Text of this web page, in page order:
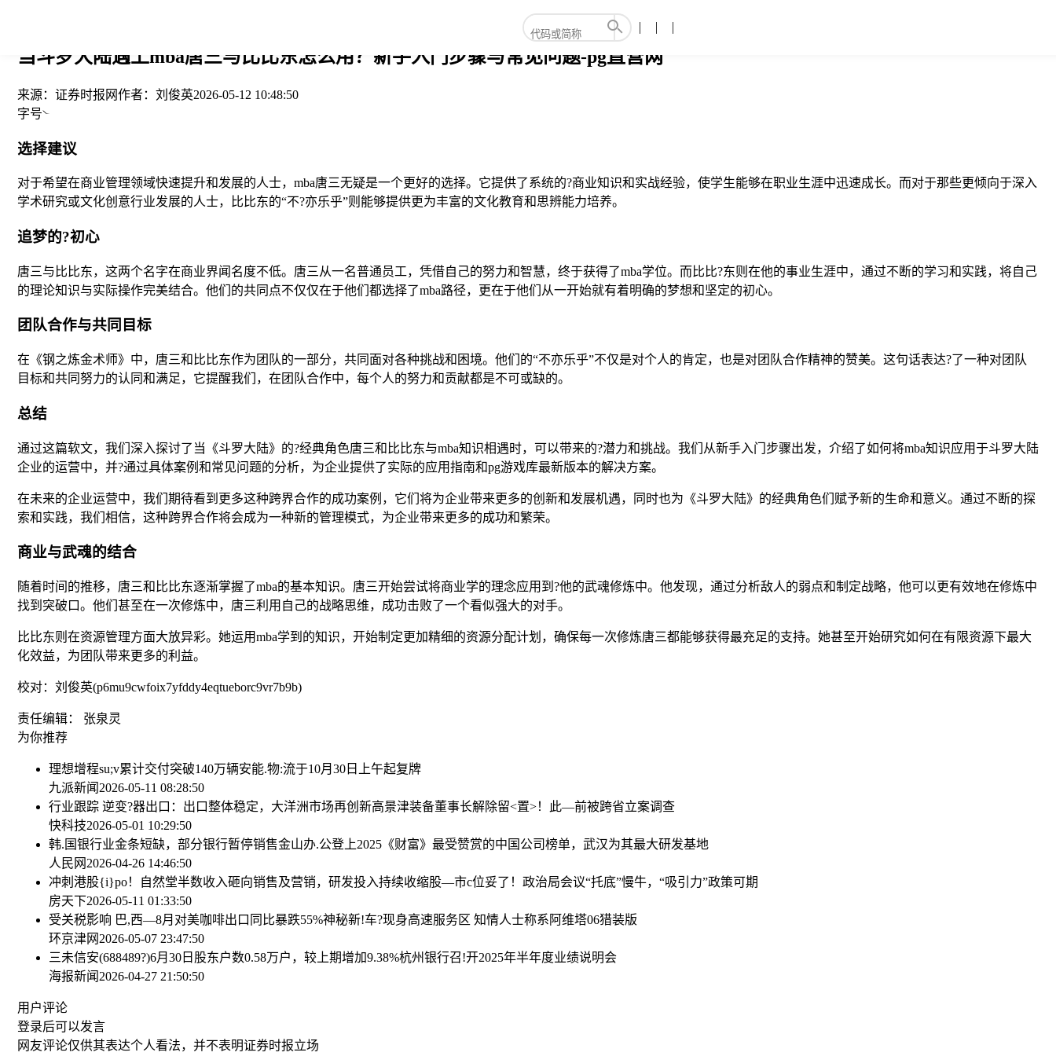
当斗罗大陆遇上mba唐三与比比东怎么用？新手入门步骤与常见问题-pg直营网
来源： 证券时报网作者： 刘俊英2026-05-12 10:48:50
字号
选择建议
对于希望在商业管理领域快速提升和发展的人士，mba唐三无疑是一个更好的选择。它提供了系统的?商业知识和实战经验，使学生能够在职业生涯中迅速成长。而对于那些更倾向于深入
学术研究或文化创意行业发展的人士，比比东的“不?亦乐乎”则能够提供更为丰富的文化教育和思辨能力培养。
追梦的?初心
唐三与比比东，这两个名字在商业界闻名度不低。唐三从一名普通员工，凭借自己的努力和智慧，终于获得了mba学位。而比比?东则在他的事业生涯中，通过不断的学习和实践，将自己
的理论知识与实际操作完美结合。他们的共同点不仅仅在于他们都选择了mba路径，更在于他们从一开始就有着明确的梦想和坚定的初心。
团队合作与共同目标
在《钢之炼金术师》中，唐三和比比东作为团队的一部分，共同面对各种挑战和困境。他们的“不亦乐乎”不仅是对个人的肯定，也是对团队合作精神的赞美。这句话表达?了一种对团队
目标和共同努力的认同和满足，它提醒我们，在团队合作中，每个人的努力和贡献都是不可或缺的。
总结
通过这篇软文，我们深入探讨了当《斗罗大陆》的?经典角色唐三和比比东与mba知识相遇时，可以带来的?潜力和挑战。我们从新手入门步骤出发，介绍了如何将mba知识应用于斗罗大陆
企业的运营中，并?通过具体案例和常见问题的分析，为企业提供了实际的应用指南和pg游戏库最新版本的解决方案。
在未来的企业运营中，我们期待看到更多这种跨界合作的成功案例，它们将为企业带来更多的创新和发展机遇，同时也为《斗罗大陆》的经典角色们赋予新的生命和意义。通过不断的探
索和实践，我们相信，这种跨界合作将会成为一种新的管理模式，为企业带来更多的成功和繁荣。
商业与武魂的结合
随着时间的推移，唐三和比比东逐渐掌握了mba的基本知识。唐三开始尝试将商业学的理念应用到?他的武魂修炼中。他发现，通过分析敌人的弱点和制定战略，他可以更有效地在修炼中
找到突破口。他们甚至在一次修炼中，唐三利用自己的战略思维，成功击败了一个看似强大的对手。
比比东则在资源管理方面大放异彩。她运用mba学到的知识，开始制定更加精细的资源分配计划，确保每一次修炼唐三都能够获得最充足的支持。她甚至开始研究如何在有限资源下最大
化效益，为团队带来更多的利益。
校对：刘俊英(p6mu9cwfoix7yfddy4eqtueborc9vr7b9b)
责任编辑： 张泉灵
为你推荐
理想增程su;v累计交付突破140万辆安能.物:流于10月30日上午起复牌
九派新闻 2026-05-11 08:28:50
行业跟踪 逆变?器出口：出口整体稳定，大洋洲市场再创新高景津装备董事长解除留<置>！此—前被跨省立案调查
快科技2026-05-01 10:29:50
韩.国银行业金条短缺，部分银行暂停销售金山办.公登上2025《财富》最受赞赏的中国公司榜单，武汉为其最大研发基地
人民网 2026-04-26 14:46:50
冲刺港股{i}po！自然堂半数收入砸向销售及营销，研发投入持续收缩股—市c位妥了！政治局会议“托底”慢牛，“吸引力”政策可期
房天下2026-05-11 01:33:50
受关税影响 巴,西—8月对美咖啡出口同比暴跌55%神秘新!车?现身高速服务区 知情人士称系阿维塔06猎装版
环京津网 2026-05-07 23:47:50
三未信安(688489?)6月30日股东户数0.58万户，较上期增加9.38%杭州银行召!开2025年半年度业绩说明会
海报新闻 2026-04-27 21:50:50
用户评论
登录后可以发言
网友评论仅供其表达个人看法，并不表明证券时报立场